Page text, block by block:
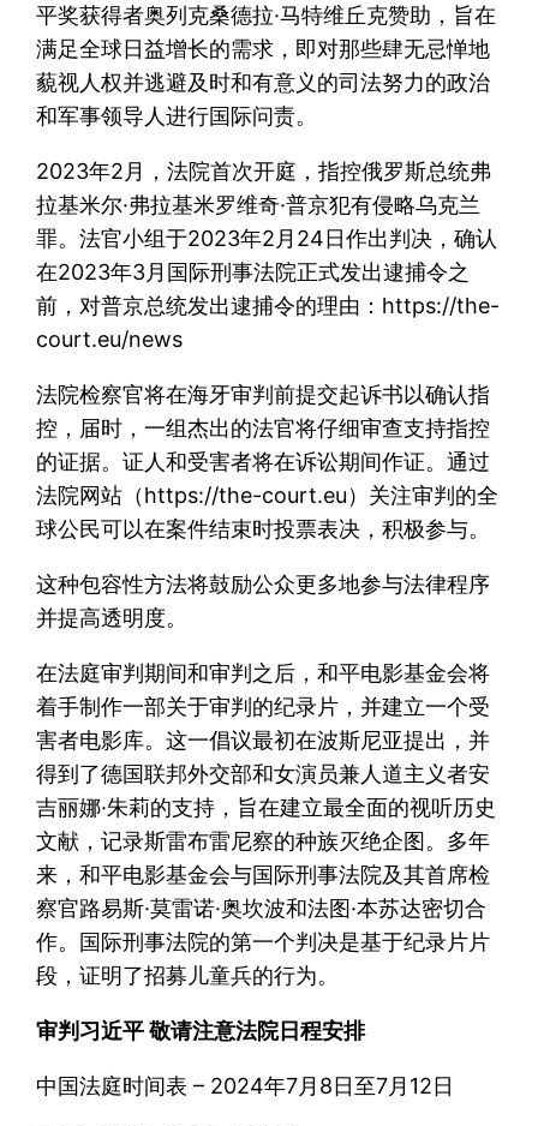
平奖获得者奥列克桑德拉·马特维丘克赞助，旨在
满足全球日益增长的需求，即对那些肆无忌惮地
藐视人权并逃避及时和有意义的司法努力的政治
和军事领导人进行国际问责。
2023年2月，法院首次开庭，指控俄罗斯总统弗
拉基米尔·弗拉基米罗维奇·普京犯有侵略乌克兰
罪。法官小组于2023年2月24日作出判决，确认
在2023年3月国际刑事法院正式发出逮捕令之
前，对普京总统发出逮捕令的理由：https://the-
court.eu/news
法院检察官将在海牙审判前提交起诉书以确认指
控，届时，一组杰出的法官将仔细审查支持指控
的证据。证人和受害者将在诉讼期间作证。通过
法院网站（https://the-court.eu）关注审判的全
球公民可以在案件结束时投票表决，积极参与。
这种包容性方法将鼓励公众更多地参与法律程序
并提高透明度。
在法庭审判期间和审判之后，和平电影基金会将
着手制作一部关于审判的纪录片，并建立一个受
害者电影库。这一倡议最初在波斯尼亚提出，并
得到了德国联邦外交部和女演员兼人道主义者安
吉丽娜·朱莉的支持，旨在建立最全面的视听历史
文献，记录斯雷布雷尼察的种族灭绝企图。多年
来，和平电影基金会与国际刑事法院及其首席检
察官路易斯·莫雷诺·奥坎波和法图·本苏达密切合
作。国际刑事法院的第一个判决是基于纪录片片
段，证明了招募儿童兵的行为。
审判习近平 敬请注意法院日程安排
中国法庭时间表 – 2024年7月8日至7月12日